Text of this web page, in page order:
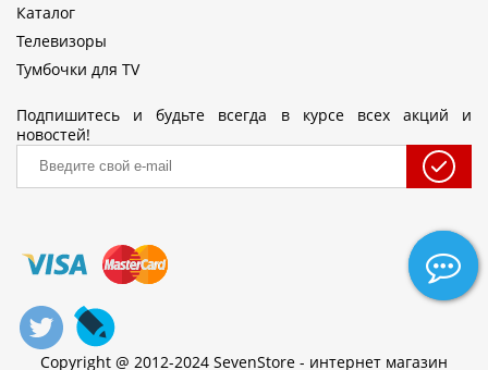
Каталог
Телевизоры
Тумбочки для TV
Подпишитесь и будьте всегда в курсе всех акций и
новостей!
Copyright @ 2012-2024 SevenStore - интернет магазин